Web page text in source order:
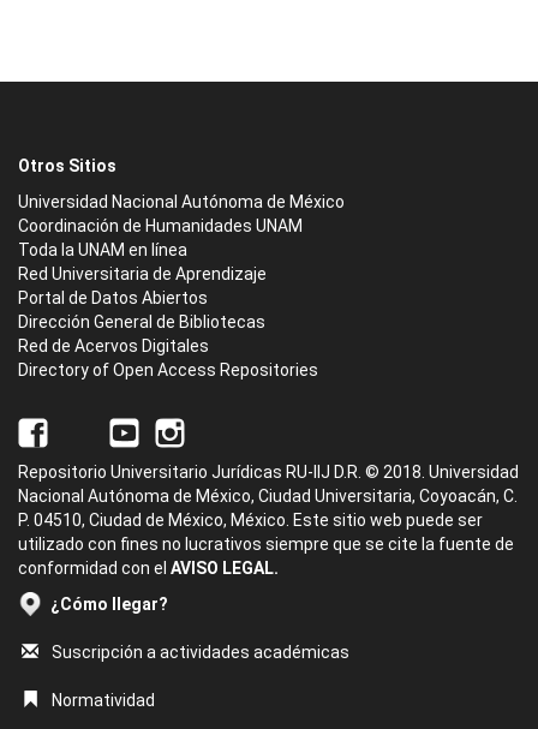
Otros Sitios
Universidad Nacional Autónoma de México
Coordinación de Humanidades UNAM
Toda la UNAM en línea
Red Universitaria de Aprendizaje
Portal de Datos Abiertos
Dirección General de Bibliotecas
Red de Acervos Digitales
Directory of Open Access Repositories
Repositorio Universitario Jurídicas RU-IIJ D.R. © 2018. Universidad
Nacional Autónoma de México, Ciudad Universitaria, Coyoacán, C.
P. 04510, Ciudad de México, México. Este sitio web puede ser
utilizado con fines no lucrativos siempre que se cite la fuente de
conformidad con el AVISO LEGAL.
¿Cómo llegar?
Suscripción a actividades académicas
Normatividad